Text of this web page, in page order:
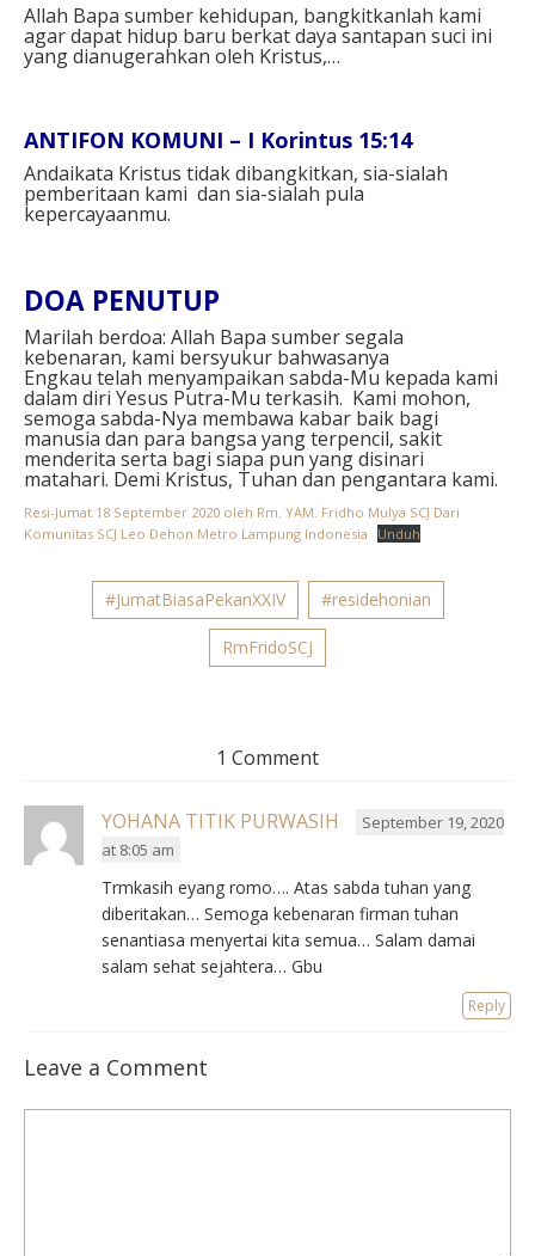
Allah Bapa sumber kehidupan, bangkitkanlah kami
agar dapat hidup baru berkat daya santapan suci ini
yang dianugerahkan oleh Kristus,…
ANTIFON KOMUNI – I Korintus 15:14
Andaikata Kristus tidak dibangkitkan, sia-sialah
pemberitaan kami dan sia-sialah pula
kepercayaanmu.
DOA PENUTUP
Marilah berdoa: Allah Bapa sumber segala
kebenaran, kami bersyukur bahwasanya
Engkau telah menyampaikan sabda-Mu kepada kami
dalam diri Yesus Putra-Mu terkasih. Kami mohon,
semoga sabda-Nya membawa kabar baik bagi
manusia dan para bangsa yang terpencil, sakit
menderita serta bagi siapa pun yang disinari
matahari. Demi Kristus, Tuhan dan pengantara kami.
Resi-Jumat 18 September 2020 oleh Rm. YAM. Fridho Mulya SCJ Dari
Komunitas SCJ Leo Dehon Metro Lampung Indonesia
Unduh
#JumatBiasaPekanXXIV #residehonian
RmFridoSCJ
1 Comment
YOHANA TITIK PURWASIH
September 19, 2020
at 8:05 am
Trmkasih eyang romo…. Atas sabda tuhan yang
diberitakan… Semoga kebenaran firman tuhan
senantiasa menyertai kita semua… Salam damai
salam sehat sejahtera… Gbu
Reply
Leave a Comment